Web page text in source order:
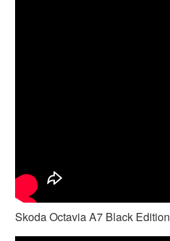
Skoda Octavia A7 Black Edition